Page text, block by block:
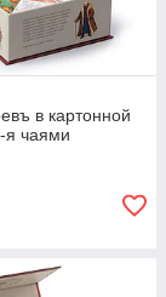
в картонной
я чаями